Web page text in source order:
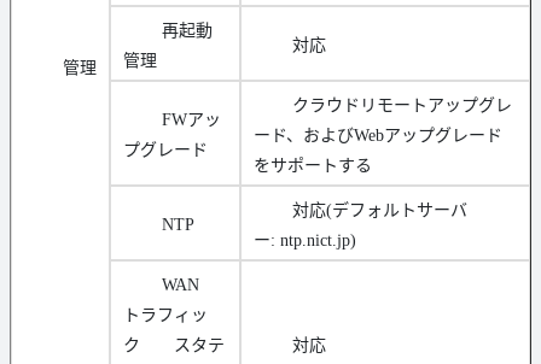
管理
再起動
管理
対応
FWアッ
プグレード
クラウドリモートアップグレ
ード、およびWebアップグレード
をサポートする
NTP
対応(デフォルトサーバ
ー: ntp.nict.jp)
WAN
トラフィッ
ク スタテ
対応